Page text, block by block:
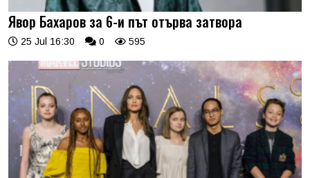
Явор Бахаров за 6-и път отърва затвора
25 Jul 16:30 0 595